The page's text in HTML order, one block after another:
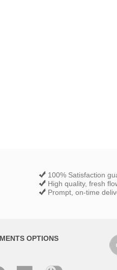
100% Satisfaction
High quality, fresh
Prompt, on-time
OPTIONS